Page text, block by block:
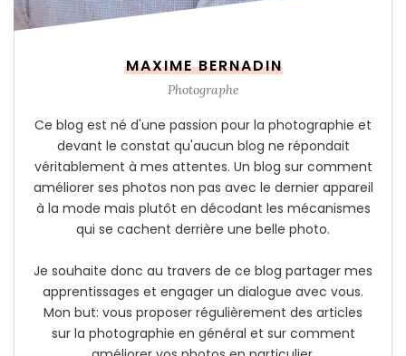
MAXIME BERNADIN
Photographe
Ce blog est né d'une passion pour la photographie et
devant le constat qu'aucun blog ne répondait
véritablement à mes attentes. Un blog sur comment
améliorer ses photos non pas avec le dernier appareil
à la mode mais plutôt en décodant les mécanismes
qui se cachent derrière une belle photo.
Je souhaite donc au travers de ce blog partager mes
apprentissages et engager un dialogue avec vous.
Mon but: vous proposer régulièrement des articles
sur la photographie en général et sur comment